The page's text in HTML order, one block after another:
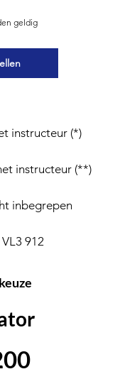
geldig
instructeur (*)
instructeur (**)
inbegrepen
912